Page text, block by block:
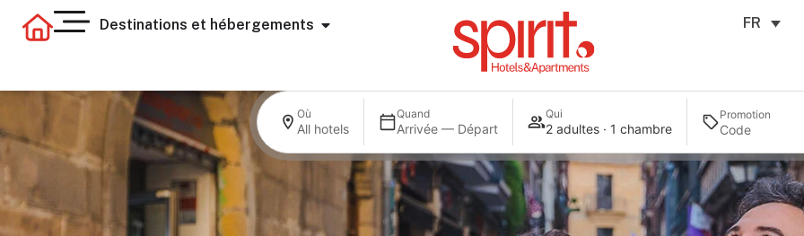
Destinations et hébergements FR
Où
All hotels
Quand
Arrivée — Départ
Qui
2 adultes · 1 chambre
Promotion